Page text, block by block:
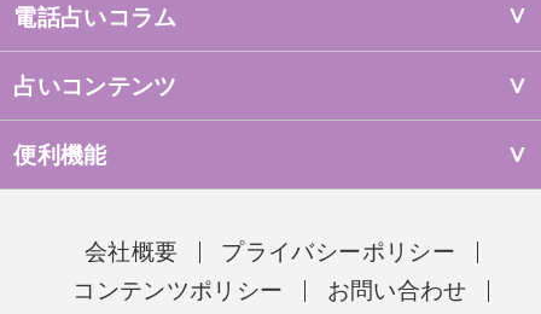
電話占いコラム
占いコンテンツ
便利機能
会社概要
プライバシーポリシー
コンテンツポリシー
お問い合わせ